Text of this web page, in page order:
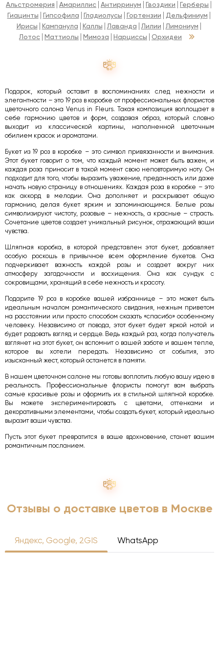
Альстромерия Амариллис Антирринум Гвоздики
Герберы
Гиацинты
Гипсофила Гладиолусы Гортензии
Дельфиниум
Ирисы
Кампанула Каллы Лаванда Лилии
Лимониум
Лотос Маттиолы Мимоза Нарциссы Орхидеи
Подарок, который оставит в воспоминаниях след нежности и
элегантности – это 19 роз в коробке от профессиональных флористов
цветочного салона Venus in Fleurs. Такая композиция воплощает в
себе гармонию цветов и форм, создавая образ, который словно
выходит из классической картины, наполненной цветочным
обилием красок и ароматами.
Букет из 19 роз в коробке – это символ привязанности и внимания.
Этот букет говорит о том, что каждый момент может быть важен, и
каждая роза приносит в такой момент свою неповторимую ноту. Он
подходит для того, чтобы выразить уважение, преданность или даже
начать новую страницу в отношениях. Каждая роза в коробке – это
как аккорд в мелодии. Она дополняет и раскрывает общую
гармонию, делая букет ярким и запоминающимся. Белые розы
символизируют чистоту, розовые – нежность, а красные – страсть.
Сочетание цветов создает уникальный рисунок, отражающий ваши
чувства.
Шляпная коробка, в которой представлен этот букет, добавляет
особую роскошь в привычное всем оформление букетов. Она
подчеркивает важность каждой розы и создает вокруг них
атмосферу загадочности и восхищения. Она как сундук с
сокровищами, хранящий в себе нежность и красоту.
Подарите 19 роз в коробке вашей избраннице – это может быть
идеальным началом романтического свидания, нежным приветом
на расстоянии или просто способом сказать «спасибо» особенному
человеку. Независимо от повода, этот букет будет яркой нотой и
будет радовать взгляд и сердце. Ведь каждый раз, когда получатель
взглянет на этот букет, он вспомнит о вашей заботе и вашем тепле,
которое вы хотели передать. Независимо от события, это
изысканный жест, который останется в памяти.
В нашем цветочном салоне мы готовы воплотить любую вашу идею в
реальность. Профессиональные флористы помогут вам выбрать
самые красивые розы и оформить их в стильной шляпной коробке.
Вы можете экспериментировать с цветами, оттенками и
декоративными элементами, чтобы создать букет, который идеально
выразит ваши чувства.
Пусть этот букет превратится в ваше вдохновение, станет вашим
романтичным посланием.
Отзывы о доставке цветов в Москве
Яндекс, Google, 2GIS WhatsApp